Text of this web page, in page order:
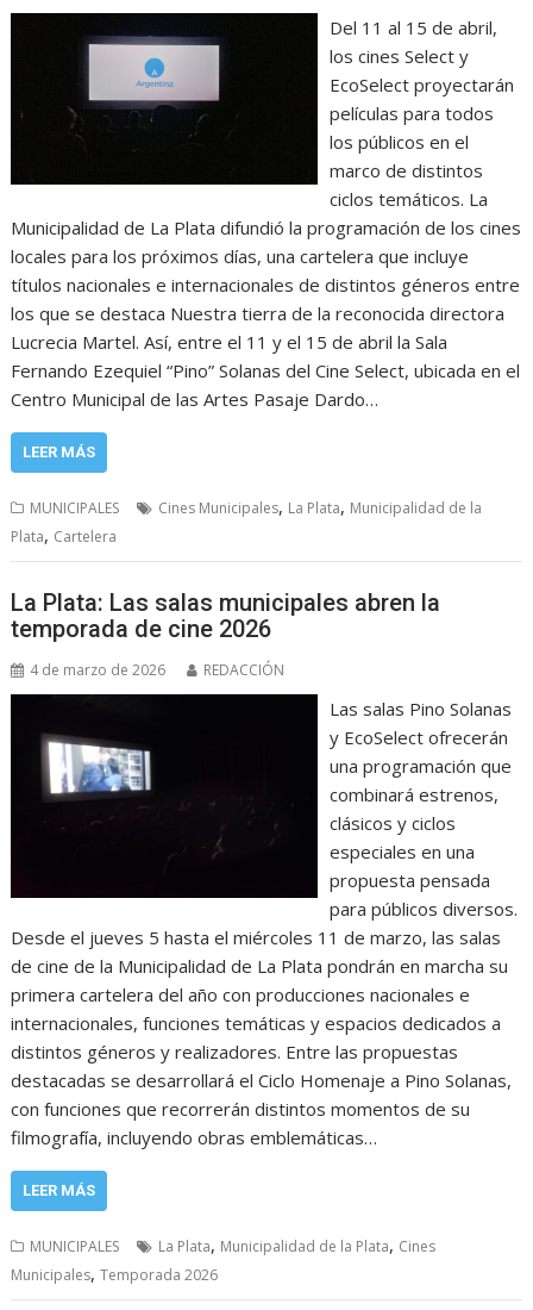
Del 11 al 15 de abril,
los cines Select y
EcoSelect proyectarán
películas para todos
los públicos en el
marco de distintos
ciclos temáticos. La
Municipalidad de La Plata difundió la programación de los cines
locales para los próximos días, una cartelera que incluye
títulos nacionales e internacionales de distintos géneros entre
los que se destaca Nuestra tierra de la reconocida directora
Lucrecia Martel. Así, entre el 11 y el 15 de abril la Sala
Fernando Ezequiel “Pino” Solanas del Cine Select, ubicada en el
Centro Municipal de las Artes Pasaje Dardo…
LEER MÁS
MUNICIPALES Cines Municipales, La Plata, Municipalidad de la
Plata, Cartelera
La Plata: Las salas municipales abren la
temporada de cine 2026
4 de marzo de 2026 REDACCIÓN
Las salas Pino Solanas
y EcoSelect ofrecerán
una programación que
combinará estrenos,
clásicos y ciclos
especiales en una
propuesta pensada
para públicos diversos.
Desde el jueves 5 hasta el miércoles 11 de marzo, las salas
de cine de la Municipalidad de La Plata pondrán en marcha su
primera cartelera del año con producciones nacionales e
internacionales, funciones temáticas y espacios dedicados a
distintos géneros y realizadores. Entre las propuestas
destacadas se desarrollará el Ciclo Homenaje a Pino Solanas,
con funciones que recorrerán distintos momentos de su
filmografía, incluyendo obras emblemáticas…
LEER MÁS
MUNICIPALES La Plata, Municipalidad de la Plata, Cines
Municipales,Temporada 2026